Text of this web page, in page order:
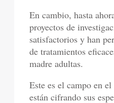
En cambio, hasta
proyectos de
satisfactorios y han
de tratamientos
madre adultas.
Este es el campo en
están cifrando sus